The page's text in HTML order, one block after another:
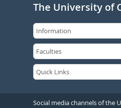
The University of
Social media channels of the